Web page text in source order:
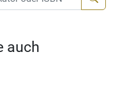
auch